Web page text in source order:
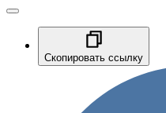
Скопировать ссылку